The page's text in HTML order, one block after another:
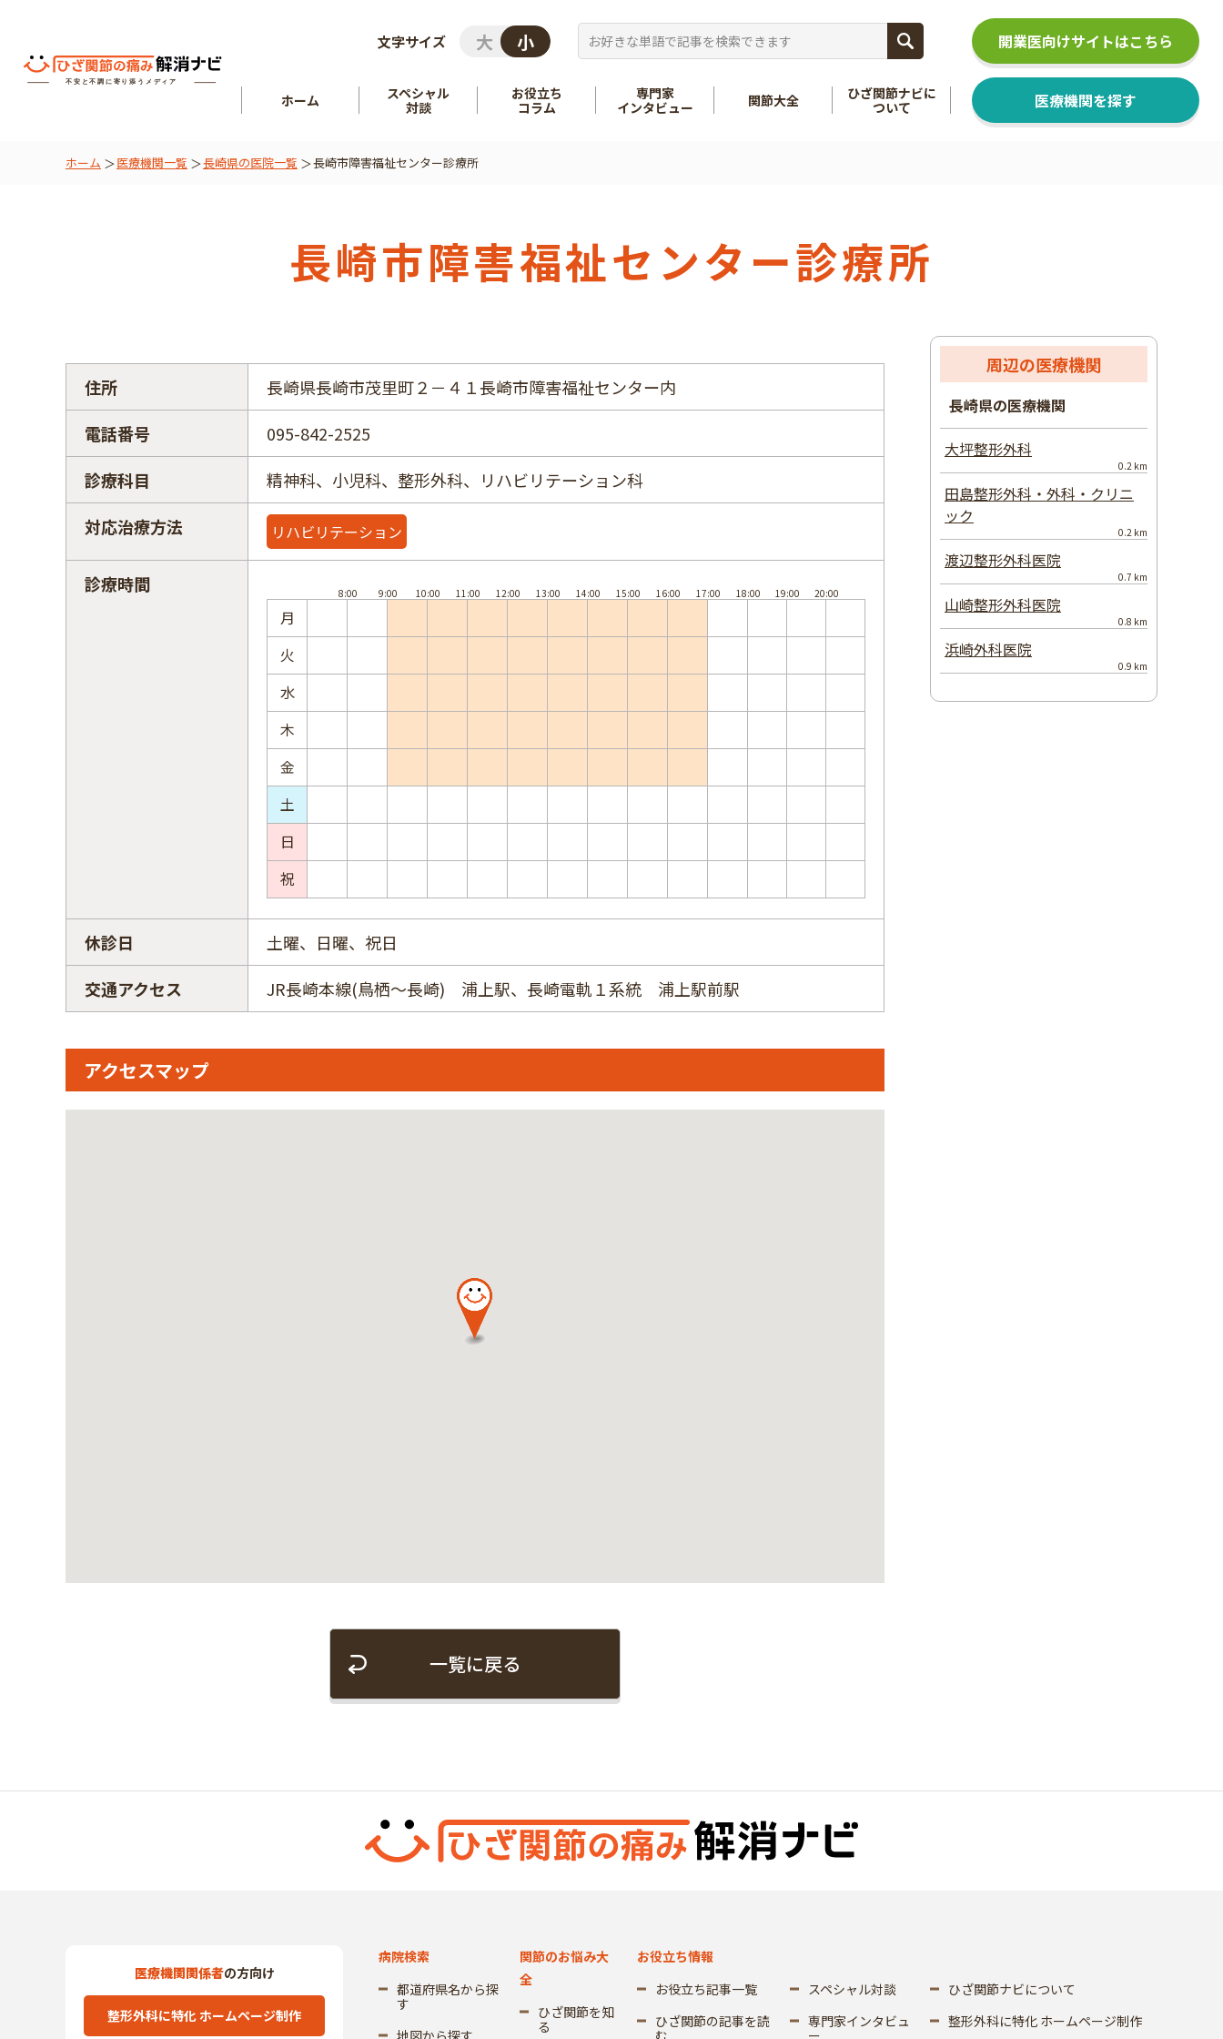
文字サイズ
ホーム
スペシャル
対談
お役立ち
コラム
専門家
インタビュー
関節大全
ひざ関節ナビに
ついて
医療機関を探す
開業医向けサイトはこちら
ホーム 医療機関一覧 長崎県の医院一覧 長崎市障害福祉センター診療所
長崎市障害福祉センター診療所
住所
長崎県長崎市茂里町２－４１長崎市障害福祉センター内
電話番号
095-842-2525
診療科目
精神科、小児科、整形外科、リハビリテーション科
対応治療方法
リハビリテーション
診療時間
月
火
水
木
金
土
日
祝
休診日
土曜、日曜、祝日
交通アクセス
JR長崎本線(鳥栖～長崎) 浦上駅、長崎電軌１系統 浦上駅前駅
アクセスマップ
一覧に戻る
周辺の医療機関
長崎県の医療機関
大坪整形外科
0.2 km
田島整形外科・外科・クリニ
ック
0.2 km
渡辺整形外科医院
0.7 km
山崎整形外科医院
0.8 km
浜崎外科医院
0.9 km
医療機関関係者の方向け
整形外科に特化 ホームページ制作
病院検索
都道府県名から探
す
関節のお悩み大
全
ひざ関節を知
る
お役立ち情報
お役立ち記事一覧
ひざ関節の記事を読
スペシャル対談
専門家インタビュ
ひざ関節ナビについて
整形外科に特化 ホームページ制作